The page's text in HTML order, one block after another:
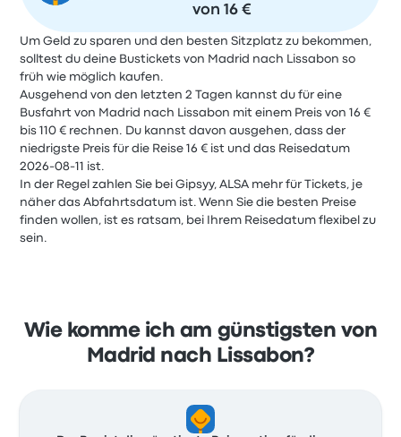
von 16 €
Um Geld zu sparen und den besten Sitzplatz zu bekommen,
solltest du deine Bustickets von Madrid nach Lissabon so
früh wie möglich kaufen.
Ausgehend von den letzten 2 Tagen kannst du für eine
Busfahrt von Madrid nach Lissabon mit einem Preis von 16 €
bis 110 € rechnen. Du kannst davon ausgehen, dass der
niedrigste Preis für die Reise 16 € ist und das Reisedatum
2026-08-11 ist.
In der Regel zahlen Sie bei Gipsyy, ALSA mehr für Tickets, je
näher das Abfahrtsdatum ist. Wenn Sie die besten Preise
finden wollen, ist es ratsam, bei Ihrem Reisedatum flexibel zu
sein.
Wie komme ich am günstigsten von
Madrid nach Lissabon?